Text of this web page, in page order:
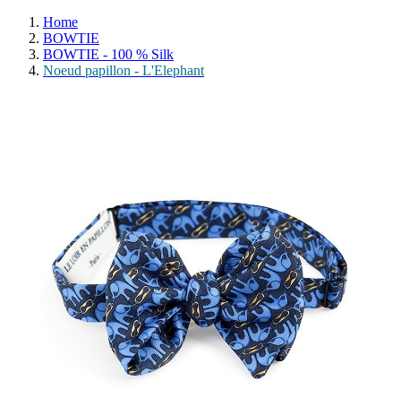
Home
BOWTIE
BOWTIE - 100 % Silk
Noeud papillon - L'Elephant